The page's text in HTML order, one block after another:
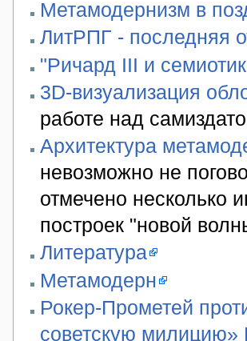
Метамодернизм в
ЛитРПГ - последняя
"Ричард III и
3D-визуализация
работе над
Архитектура
невозможно не
отмечено несколько
построек "новой
Литература
Метамодерн
Рокер-Прометей
советскую